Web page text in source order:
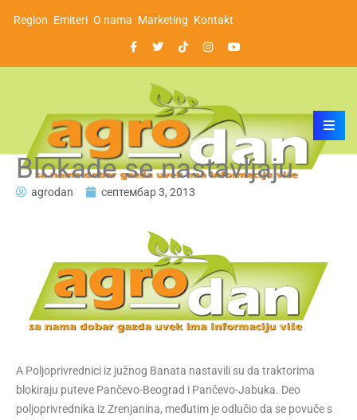
Region Emiteri O nama Marketing Kontakt
Blokade se nastavljaju
agrodan септембар 3, 2013
A Poljoprivrednici iz južnog Banata nastavili su da traktorima
blokiraju puteve Pančevo-Beograd i Pančevo-Jabuka. Deo
poljoprivrednika iz Zrenjanina, međutim je odlučio da se povuče s